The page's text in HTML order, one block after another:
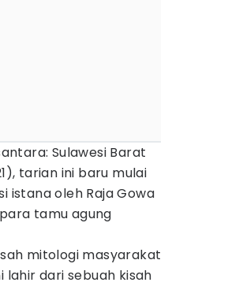
Sulawesi Barat
tarian ini baru mulai
istana oleh Raja Gowa
tamu agung
mitologi masyarakat
lahir dari sebuah kisah